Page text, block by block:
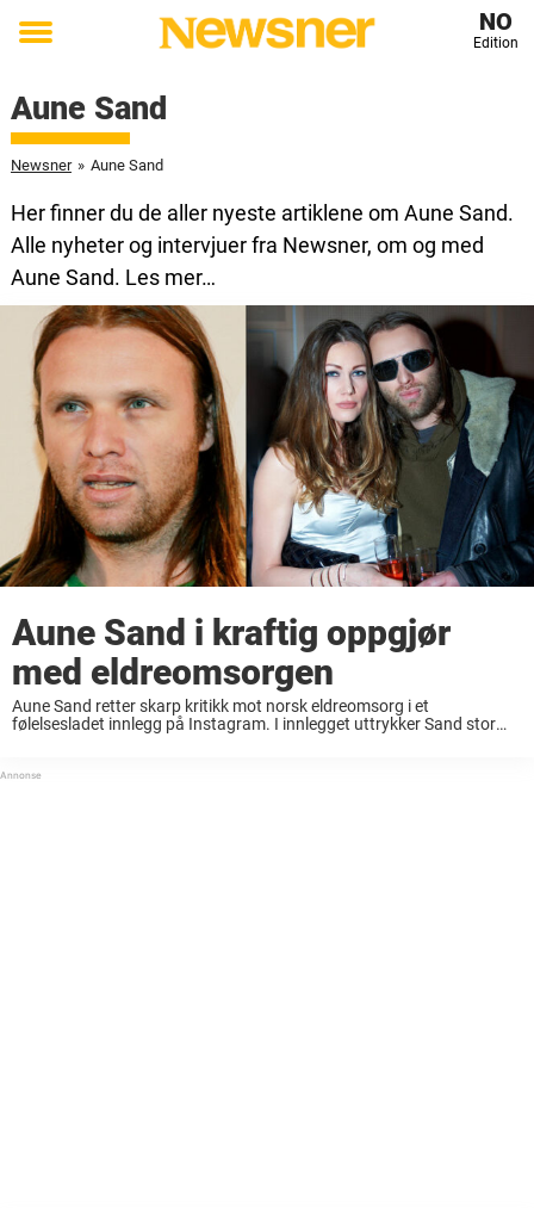
Toggle
NO
Edition
Aune Sand
Newsner » Aune Sand
Her finner du de aller nyeste artiklene om Aune Sand.
Alle nyheter og intervjuer fra Newsner, om og med
Aune Sand. Les mer…
Aune Sand i kraftig oppgjør
med eldreomsorgen
Aune Sand retter skarp kritikk mot norsk eldreomsorg i et
følelsesladet innlegg på Instagram. I innlegget uttrykker Sand stor